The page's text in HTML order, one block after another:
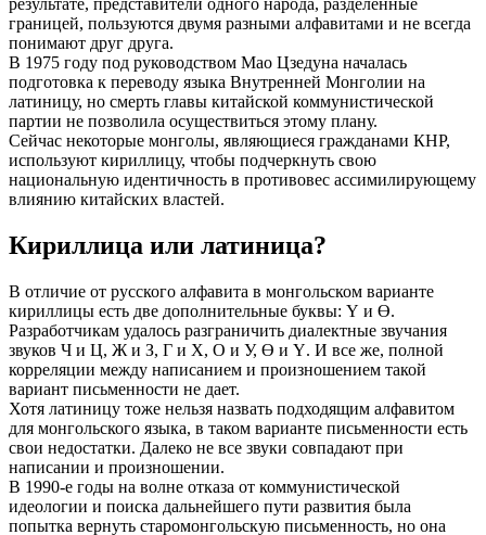
результате, представители одного народа, разделенные
границей, пользуются двумя разными алфавитами и не всегда
понимают друг друга.
В 1975 году под руководством Мао Цзедуна началась
подготовка к переводу языка Внутренней Монголии на
латиницу, но смерть главы китайской коммунистической
партии не позволила осуществиться этому плану.
Сейчас некоторые монголы, являющиеся гражданами КНР,
используют кириллицу, чтобы подчеркнуть свою
национальную идентичность в противовес ассимилирующему
влиянию китайских властей.
Кириллица или латиница?
В отличие от русского алфавита в монгольском варианте
кириллицы есть две дополнительные буквы: Ү и Ө.
Разработчикам удалось разграничить диалектные звучания
звуков Ч и Ц, Ж и З, Г и Х, О и У, Ө и Ү. И все же, полной
корреляции между написанием и произношением такой
вариант письменности не дает.
Хотя латиницу тоже нельзя назвать подходящим алфавитом
для монгольского языка, в таком варианте письменности есть
свои недостатки. Далеко не все звуки совпадают при
написании и произношении.
В 1990-е годы на волне отказа от коммунистической
идеологии и поиска дальнейшего пути развития была
попытка вернуть старомонгольскую письменность, но она